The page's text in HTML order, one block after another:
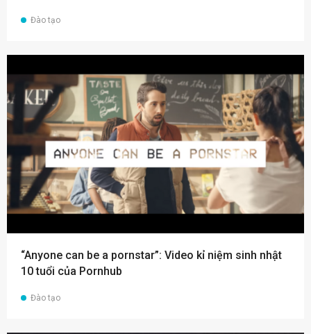
Đào tạo
“Anyone can be a pornstar”: Video kỉ niệm sinh nhật
10 tuổi của Pornhub
Đào tạo